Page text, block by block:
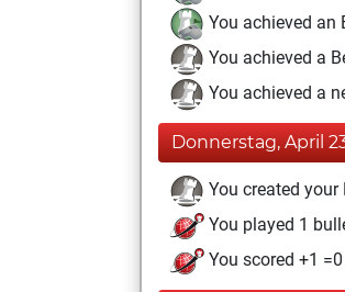
You achieved
You achieved a
You achieved a
Donnerstag, April
You created
You played 1
You scored +1